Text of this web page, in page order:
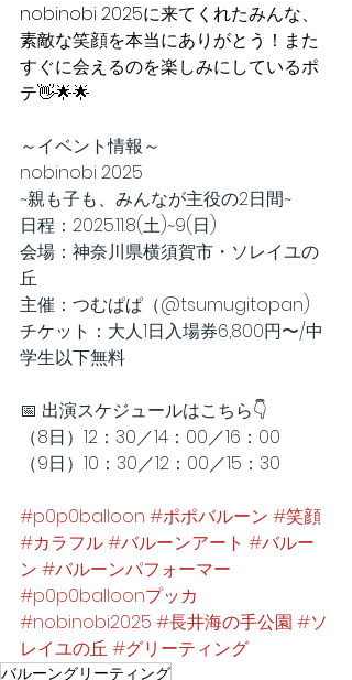
nobinobi 2025に来てくれたみんな、
素敵な笑顔を本当にありがとう！また
すぐに会えるのを楽しみにしているポ
テ👋🌟🌟
～イベント情報～
nobinobi 2025
~親も子も、みんなが主役の2日間~
日程：2025.11.8(土)~9(日)
会場：神奈川県横須賀市・ソレイユの
丘
主催：つむぱぱ（@tsumugitopan)
チケット：大人1日入場券6,800円〜/中
学生以下無料
📅 出演スケジュールはこちら👇
（8日）12：30／14：00／16：00
（9日）10：30／12：00／15：30
#p0p0balloon #ポポバルーン #笑顔
#カラフル#バルーンアート #バルー
ン #バルーンパフォーマー
#p0p0balloonプッカ
#nobinobi2025 #長井海の手公園 #ソ
レイユの丘#グリーティング
バルーングリーティング